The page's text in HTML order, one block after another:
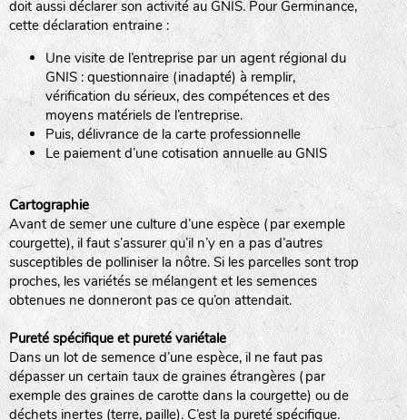
www.laboiteagraines.com
L’AUBEPIN (PDO)
www.aubepin.fr
LE BIAU GERME (LBG)
www.biaugerme.com
SATIVA RHEINAU (SAD)
www.sativa-
rheinau.ch
SEMAILLES (SEM)
www.semaille.com
doit aussi déclarer son activité au GNIS. Pour Germinance,
cette déclaration entraine :
Une visite de l’entreprise par un agent régional du
GNIS : questionnaire (inadapté) à remplir,
vérification du sérieux, des compétences et des
moyens matériels de l’entreprise.
Puis, délivrance de la carte professionnelle
Le paiement d’une cotisation annuelle au GNIS
Cartographie
Avant de semer une culture d’une espèce (par exemple
courgette), il faut s’assurer qu’il n’y en a pas d’autres
susceptibles de polliniser la nôtre. Si les parcelles sont trop
proches, les variétés se mélangent et les semences
obtenues ne donneront pas ce qu’on attendait.
Pureté spécifique et pureté variétale
Dans un lot de semence d’une espèce, il ne faut pas
dépasser un certain taux de graines étrangères (par
exemple des graines de carotte dans la courgette) ou de
déchets inertes (terre, paille). C’est la pureté spécifique.